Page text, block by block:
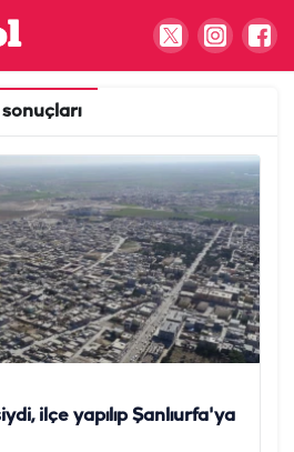
ilçe yapılıp Şanlıurfa'ya